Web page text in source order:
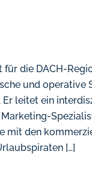
die DACH-
und operative
Er leitet ein
mit den
[…]